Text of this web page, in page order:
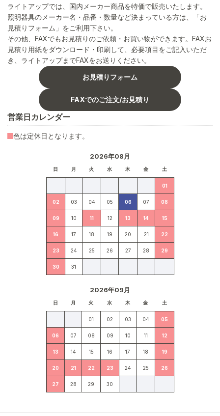
ライトアップでは、国内メーカー商品を特価で販売いたします。
照明器具のメーカー名・品番・数量など決まっている方は、「お
見積りフォーム」をご利用下さい。
その他、FAXでもお見積りのご依頼・お買い物ができます。FAXお
見積り用紙をダウンロード・印刷して、必要項目をご記入いただ
き、ライトアップまでFAXをお送りください。
お見積りフォーム
FAXでのご注文/お見積り
営業日カレンダー
2026年08月
日 月 火 水 木 金 土
01
02 03 04 05 06 07 08
09 10 11 12 13 14 15
16 17 18 19 20 21 22
23 24 25 26 27 28 29
30 31
2026年09月
日 月 火 水 木 金 土
01 02 03 04 05
06 07 08 09 10 11 12
13 14 15 16 17 18 19
20 21 22 23 24 25 26
27 28 29 30
色は定休日となります。